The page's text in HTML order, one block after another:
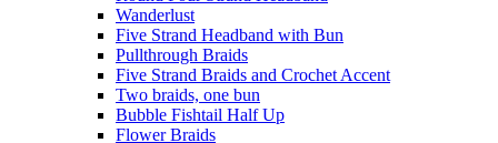
Wanderlust
Five Strand Headband with Bun
Pullthrough Braids
Five Strand Braids and Crochet Accent
Two braids, one bun
Bubble Fishtail Half Up
Flower Braids